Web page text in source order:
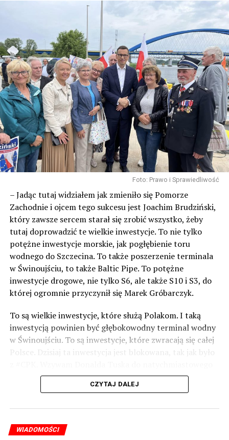
Foto: Prawo i Sprawiedliwość
– Jadąc tutaj widziałem jak zmieniło się Pomorze
Zachodnie i ojcem tego sukcesu jest Joachim Brudziński,
który zawsze sercem starał się zrobić wszystko, żeby
tutaj doprowadzić te wielkie inwestycje. To nie tylko
potężne inwestycje morskie, jak pogłębienie toru
wodnego do Szczecina. To także poszerzenie terminala
w Świnoujściu, to także Baltic Pipe. To potężne
inwestycje drogowe, nie tylko S6, ale także S10 i S3, do
której ogromnie przyczynił się Marek Gróbarczyk.
To są wielkie inwestycje, które służą Polakom. I taką
inwestycją powinien być głębokowodny terminal wodny
w Świnoujściu. To są inwestycje, które zwracają się całej
Polsce. Dzisiaj ta inwestycja jest blokowana, tak jak było
odblokowania CPK.
wykorzystać wspaniały potencjał Zachodniego Pomorza,
o którym śp. Lech Kaczyński powiedział, że jest naszą
racją stanu. Warto zagłosować na kandydatów PiS 9
CZYTAJ DALEJ
WIADOMOŚCI